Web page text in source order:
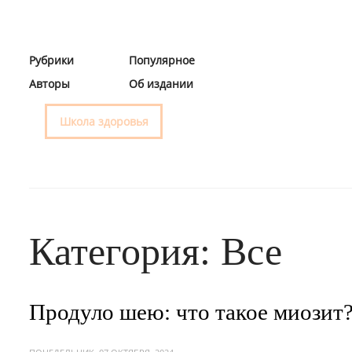
Рубрики
Популярное
Авторы
Об издании
Школа здоровья
Категория: Все
Продуло шею: что такое миозит?